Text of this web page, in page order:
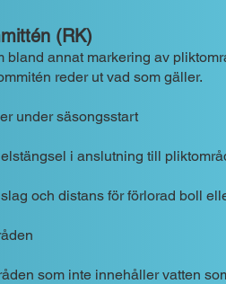
(RK)
bland annat markering av
reder ut vad som gäller.
under säsongsstart
i anslutning till
och distans för förlorad boll
som inte innehåller vatten